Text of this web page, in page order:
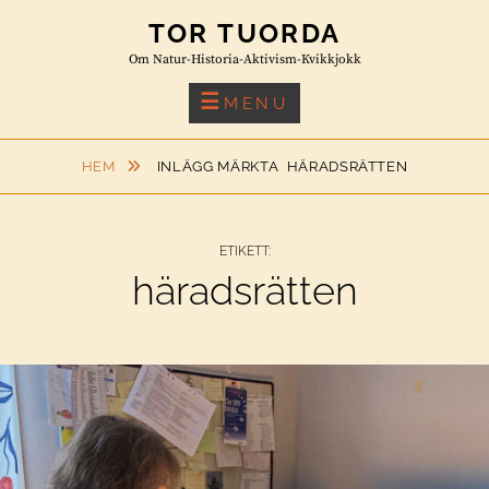
TOR TUORDA
Om Natur-Historia-Aktivism-Kvikkjokk
MENU
HEM INLÄGG MÄRKTA HÄRADSRÄTTEN
ETIKETT:
häradsrätten